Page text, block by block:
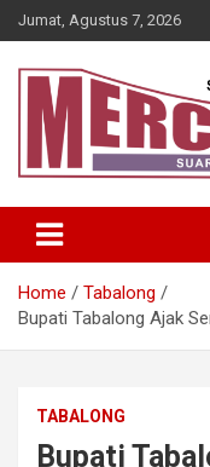
Skip
to
Jumat, Agustus 7, 2026
Mercu
Home
Tabalong
Bupati Tabalong Ajak
TABALONG
Bupati